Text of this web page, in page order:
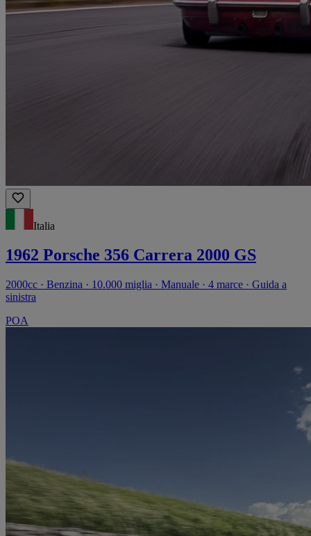
Italia
1962 Porsche 356 Carrera 2000 GS
2000cc · Benzina · 10.000 miglia · Manuale · 4 marce · Guida a
sinistra
POA